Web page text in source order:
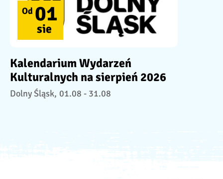
Od 01
sie
Kalendarium Wydarzeń
Kulturalnych na sierpień 2026
Dolny Śląsk, 01.08 - 31.08